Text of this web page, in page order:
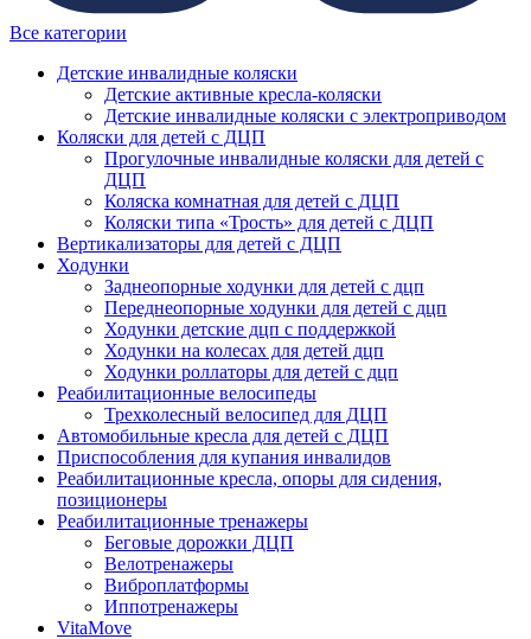
Все категории
Детские инвалидные коляски
Детские активные кресла-коляски
Детские инвалидные коляски с электроприводом
Коляски для детей с ДЦП
Прогулочные инвалидные коляски для детей с
ДЦП
Коляска комнатная для детей с ДЦП
Коляски типа «Трость» для детей с ДЦП
Вертикализаторы для детей с ДЦП
Ходунки
Заднеопорные ходунки для детей с дцп
Переднеопорные ходунки для детей с дцп
Ходунки детские дцп с поддержкой
Ходунки на колесах для детей дцп
Ходунки роллаторы для детей с дцп
Реабилитационные велосипеды
Трехколесный велосипед для ДЦП
Автомобильные кресла для детей с ДЦП
Приспособления для купания инвалидов
Реабилитационные кресла, опоры для сидения,
позиционеры
Реабилитационные тренажеры
Беговые дорожки ДЦП
Велотренажеры
Виброплатформы
Иппотренажеры
VitaMove